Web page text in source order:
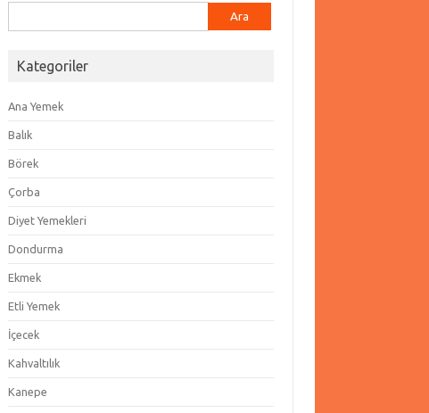
Kategoriler
Ana Yemek
Balık
Börek
Çorba
Diyet Yemekleri
Dondurma
Ekmek
Etli Yemek
İçecek
Kahvaltılık
Kanepe